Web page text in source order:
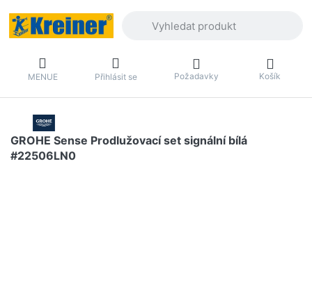
MENUE Přihlásit se Požadavky Košík
GROHE Sense Prodlužovací set signální bílá
#22506LN0